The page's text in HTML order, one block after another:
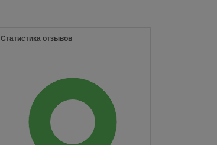
Статистика отзывов